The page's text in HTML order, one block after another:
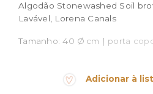
Algodão Stonewashed Soil
Lavável, Lorena Canals
Tamanho: 40 Ø cm | porta
97% algodão; 3%
Adicionar à